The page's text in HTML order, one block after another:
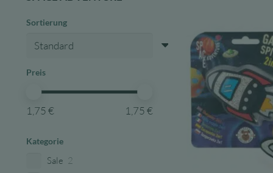
Sortierung
Preis
1,75 € 1,75 €
Kategorie
Sale 2